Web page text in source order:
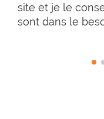
site et je le
sont dans le